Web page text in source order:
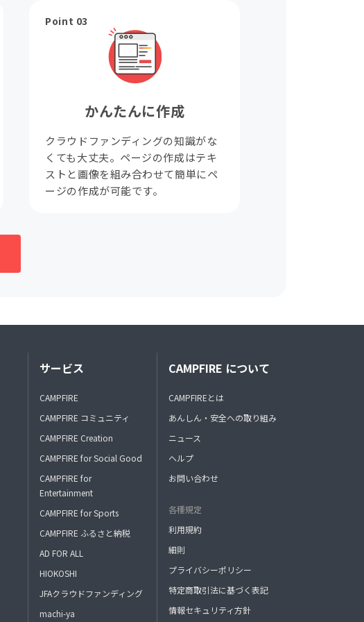
Point 03
かんたんに作成
クラウドファンディングの知識がな
くても大丈夫。ページの作成はテキ
ストと画像を組み合わせて簡単にペ
ージの作成が可能です。
サービス
CAMPFIRE
CAMPFIRE コミュニティ
CAMPFIRE Creation
CAMPFIRE for Social Good
CAMPFIRE for
Entertainment
CAMPFIRE for Sports
CAMPFIRE ふるさと納税
AD FOR ALL
HIOKOSHI
JFAクラウドファンディング
machi-ya
CAMPFIRE について
CAMPFIREとは
あんしん・安全への取り組み
ニュース
ヘルプ
お問い合わせ
各種規定
利用規約
細則
プライバシーポリシー
特定商取引法に基づく表記
情報セキュリティ方針